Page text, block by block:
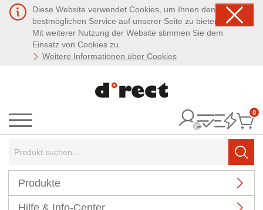
Diese Website verwendet Cookies, um Ihnen den
bestmöglichen Service auf unserer Seite zu bieten.
Mit weiterer Nutzung der Website stimmen Sie dem
Einsatz von Cookies zu.
Weitere Informationen über Cookies
Menü
0
Produkte